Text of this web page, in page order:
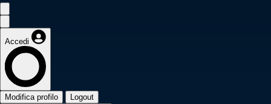
Accedi
Modifica profilo Logout